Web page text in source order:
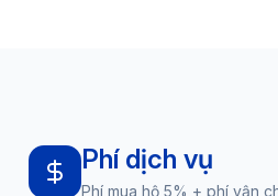
Phí dịch vụ
Phí mua hộ 5% + phí vận